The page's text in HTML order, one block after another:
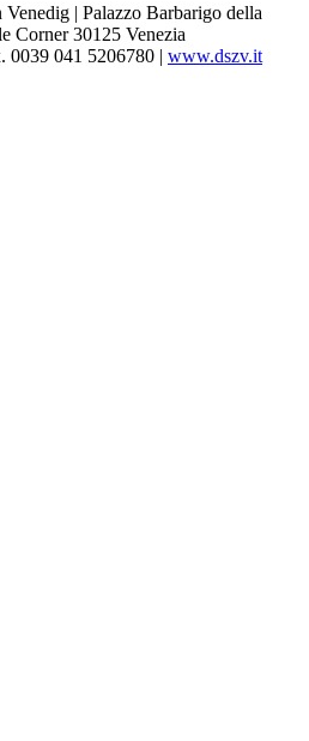
| Palazzo Barbarigo della
Corner 30125 Venezia
0039 041 5206780 | www.dszv.it